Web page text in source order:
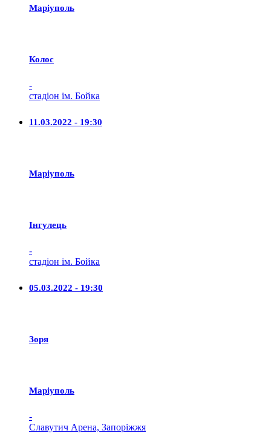
Маріуполь
Колос
-
стадіон ім. Бойка
11.03.2022 - 19:30
Маріуполь
Iнгулець
-
стадіон ім. Бойка
05.03.2022 - 19:30
Зоря
Маріуполь
-
Славутич Арена, Запоріжжя